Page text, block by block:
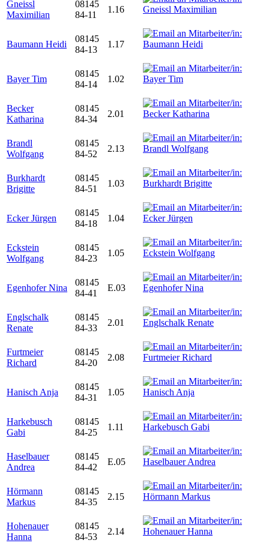
Gneissl
Maximilian
08145
84-11
1.16
Baumann Heidi
08145
84-13
1.17
Bayer Tim
08145
84-14
1.02
Becker
Katharina
08145
84-34
2.01
Brandl
Wolfgang
08145
84-52
2.13
Burkhardt
Brigitte
08145
84-51
1.03
Ecker Jürgen
08145
84-18
1.04
Eckstein
Wolfgang
08145
84-23
1.05
Egenhofer Nina
08145
84-41
E.03
Englschalk
Renate
08145
84-33
2.01
Furtmeier
Richard
08145
84-20
2.08
Hanisch Anja
08145
84-31
1.05
Harkebusch
Gabi
08145
84-25
1.11
Haselbauer
Andrea
08145
84-42
E.05
Hörmann
Markus
08145
84-35
2.15
Hohenauer
Hanna
08145
84-53
2.14